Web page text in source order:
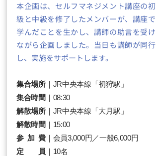
本企画は、セルフマネジメント講座の初
級と中級を修了したメンバーが、講座で
学んだことを生かし、講師の助言を受け
ながら企画しました。当日も講師が同行
し、実施をサポートします。
集合場所｜JR中央本線「初狩駅」
集合時間 ｜08:30
解散場所｜JR中央本線「大月駅」
解散時間 ｜15:00
参 加 費｜会員3,000円／一般6,000円​
定 員 ｜10名